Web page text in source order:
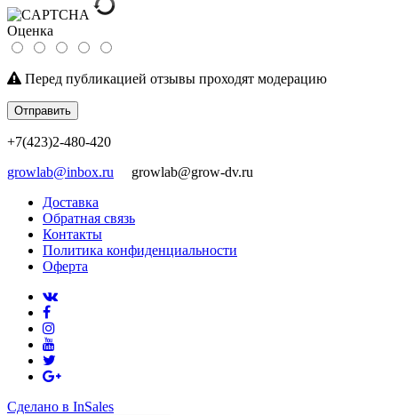
Оценка
Перед публикацией отзывы проходят модерацию
Отправить
+7(423)2-480-420
growlab@inbox.ru growlab@grow-dv.ru
Доставка
Обратная связь
Контакты
Политика конфиденциальности
Оферта
Сделано в InSales